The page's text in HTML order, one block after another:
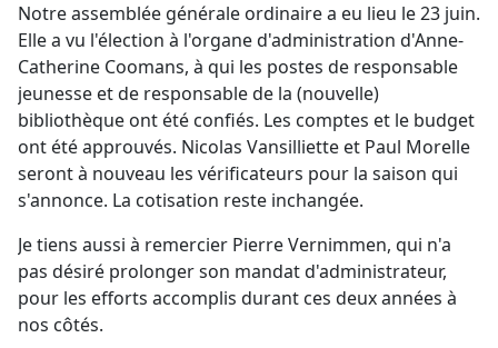
Notre assemblée générale ordinaire a eu lieu le 23 juin.
Elle a vu l'élection à l'organe d'administration d'Anne-
Catherine Coomans, à qui les postes de responsable
jeunesse et de responsable de la (nouvelle)
bibliothèque ont été confiés. Les comptes et le budget
ont été approuvés. Nicolas Vansilliette et Paul Morelle
seront à nouveau les vérificateurs pour la saison qui
s'annonce. La cotisation reste inchangée.
Je tiens aussi à remercier Pierre Vernimmen, qui n'a
pas désiré prolonger son mandat d'administrateur,
pour les efforts accomplis durant ces deux années à
nos côtés.